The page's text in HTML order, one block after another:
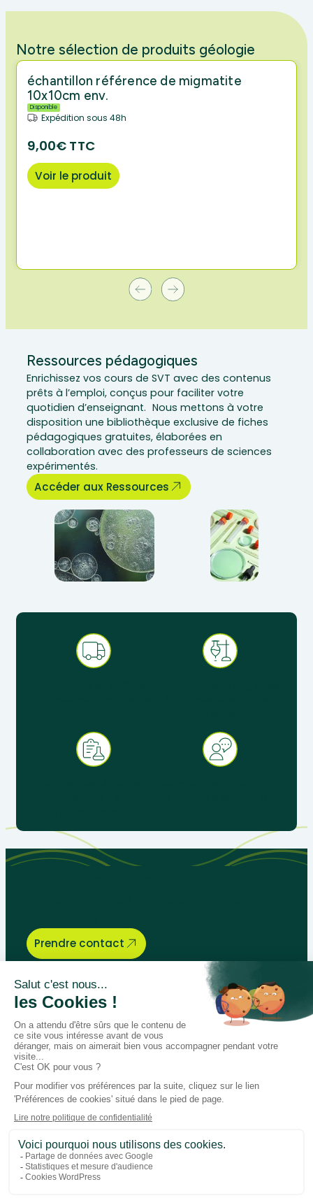
Notre sélection de produits géologie
échantillon référence de migmatite
10x10cm env.
Disponible
Expédition sous 48h
9,00€ TTC
Voir le produit
Ressources pédagogiques
Enrichissez vos cours de SVT avec des contenus
prêts à l’emploi, conçus pour faciliter votre
quotidien d’enseignant. Nous mettons à votre
disposition une bibliothèque exclusive de fiches
pédagogiques gratuites, élaborées en
collaboration avec des professeurs de sciences
expérimentés.
Accéder aux Ressources
Prendre contact
Bégénat
Niveau d’enseignement
Actualités
Politique de retour
Paiement 100% sécurisé
Suivez-nous sur les réseaux
FacebookInstagram